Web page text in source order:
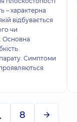
– характерна
відбувається
чи
Основна
Симптоми
8